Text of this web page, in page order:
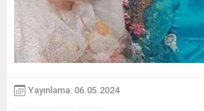
Yayınlama: 06.05.2024